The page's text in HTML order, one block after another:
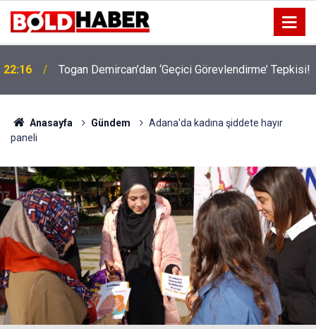
Togan Demircan’dan ‘Geçici Görevlendirme’ Tepkisi!
19:32 Sıcak Havalarda Ödem Şikayetini Hafife Almayın!
Anasayfa Gündem
Adana'da kadına şiddete hayır
paneli